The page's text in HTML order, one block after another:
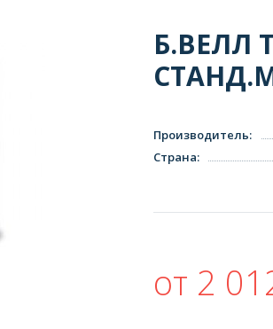
Б.ВЕЛЛ
Производитель:
Страна:
от 2